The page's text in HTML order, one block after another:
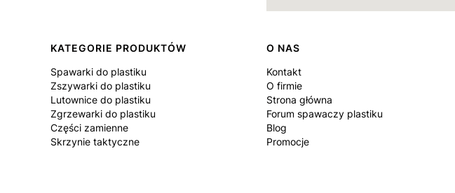
Linki w stopce
KATEGORIE PRODUKTÓW
Spawarki do plastiku
Zszywarki do plastiku
Lutownice do plastiku
Zgrzewarki do plastiku
Części zamienne
Skrzynie taktyczne
O NAS
Kontakt
O firmie
Strona główna
Forum spawaczy plastiku
Blog
Promocje